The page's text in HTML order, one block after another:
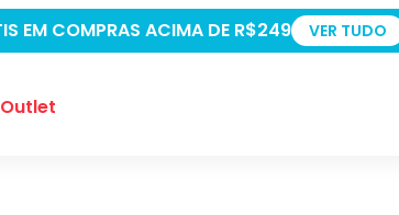
+5% OFF PAGANDO NO PIX VER TUDO
Outlet